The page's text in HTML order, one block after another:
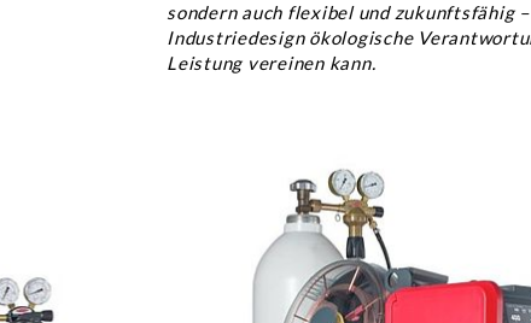
sondern auch flexibel und zukunftsfähig
Industriedesign ökologische
Leistung vereinen kann.